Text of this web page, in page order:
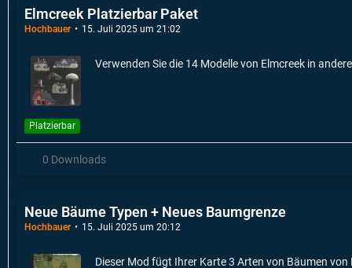
Elmcreek Platzierbar Paket
Hochbauer 15. Juli 2025 um 21:02
Verwenden Sie die 14 Modelle von Elmcreek in
Platzierbar
0 Downloads
Neue Bäume Typen + Neues Baumgrenze
Hochbauer 15. Juli 2025 um 20:12
Dieser Mod fügt Ihrer Karte 3 Arten von Bäumen von